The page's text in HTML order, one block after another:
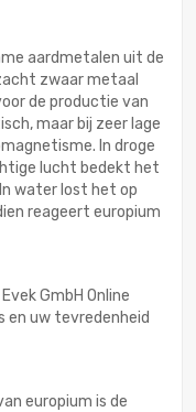
aardmetalen uit de
zwaar metaal
de productie van
maar bij zeer lage
In droge
lucht bedekt het
water lost het op
reageert europium
GmbH Online
en uw tevredenheid
europium is de